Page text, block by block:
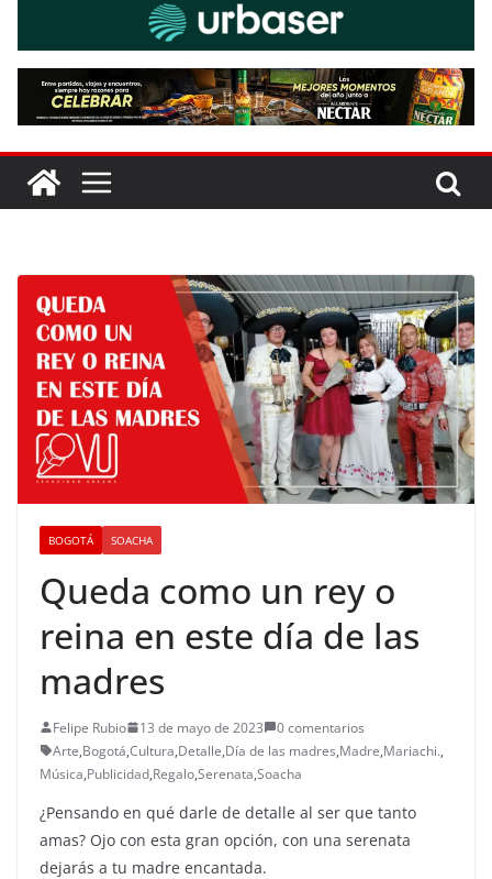
BOGOTÁ SOACHA
Queda como un rey o
reina en este día de las
madres
Felipe Rubio 13 de mayo de 2023
0 comentarios
Arte,Bogotá,Cultura,Detalle,Día de las madres,Madre,Mariachi.,
Música,Publicidad,Regalo,Serenata,Soacha
¿Pensando en qué darle de detalle al ser que tanto
amas? Ojo con esta gran opción, con una serenata
dejarás a tu madre encantada.